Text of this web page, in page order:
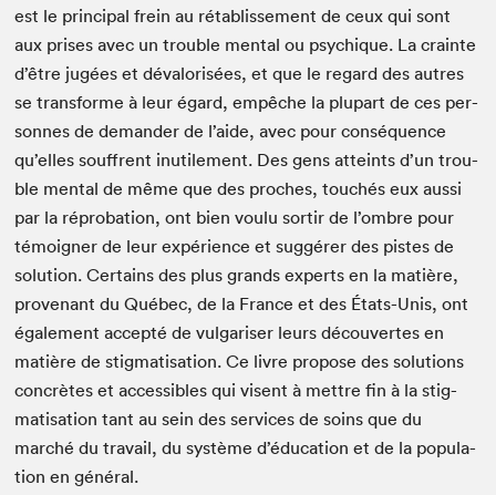
est le prin­ci­pal frein au rétab­lisse­ment de ceux qui sont
aux pris­es avec un trou­ble men­tal ou psy­chique. La crainte
d’être jugées et déval­orisées, et que le regard des autres
se trans­forme à leur égard, empêche la plu­part de ces per­
son­nes de deman­der de l’aide, avec pour con­séquence
qu’elles souf­frent inutile­ment. Des gens atteints d’un trou­
ble men­tal de même que des proches, touchés eux aus­si
par la répro­ba­tion, ont bien voulu sor­tir de l’ombre pour
témoign­er de leur expéri­ence et sug­gér­er des pistes de
solu­tion. Cer­tains des plus grands experts en la matière,
provenant du Québec, de la France et des États-Unis, ont
égale­ment accep­té de vul­garis­er leurs décou­vertes en
matière de stig­ma­ti­sa­tion. Ce livre pro­pose des solu­tions
con­crètes et acces­si­bles qui visent à met­tre fin à la stig­
ma­ti­sa­tion tant au sein des ser­vices de soins que du
marché du tra­vail, du sys­tème d’éducation et de la pop­u­la­
tion en général.